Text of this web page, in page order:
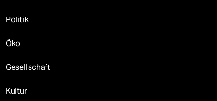
Politik
Öko
Gesellschaft
Kultur